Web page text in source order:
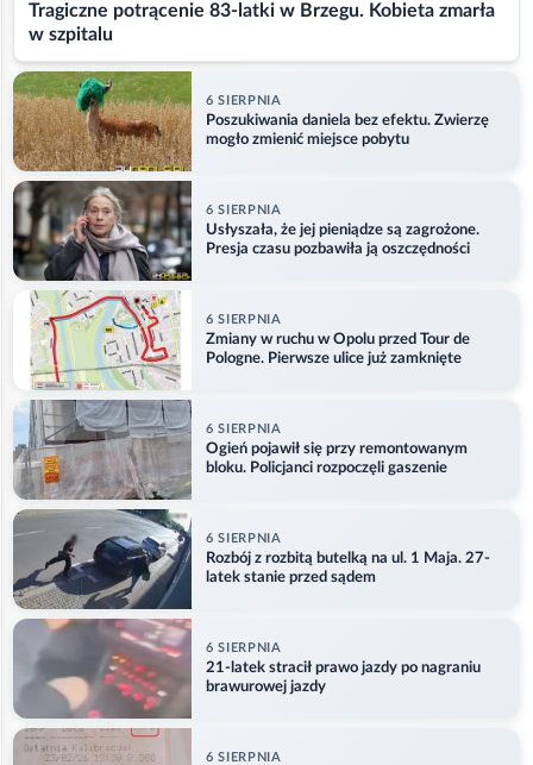
Tragiczne potrącenie 83-latki w Brzegu. Kobieta zmarła
w szpitalu
6 SIERPNIA
Poszukiwania daniela bez efektu. Zwierzę
mogło zmienić miejsce pobytu
6 SIERPNIA
Usłyszała, że jej pieniądze są zagrożone.
Presja czasu pozbawiła ją oszczędności
6 SIERPNIA
Zmiany w ruchu w Opolu przed Tour de
Pologne. Pierwsze ulice już zamknięte
6 SIERPNIA
Ogień pojawił się przy remontowanym
bloku. Policjanci rozpoczęli gaszenie
6 SIERPNIA
Rozbój z rozbitą butelką na ul. 1 Maja. 27-
latek stanie przed sądem
6 SIERPNIA
21-latek stracił prawo jazdy po nagraniu
brawurowej jazdy
6 SIERPNIA